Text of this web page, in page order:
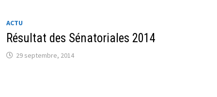
!
ACTU
Résultat des Sénatoriales 2014
29 septembre, 2014